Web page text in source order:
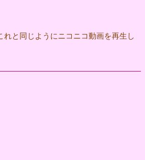
れと同じようにニコニコ動画を再生し